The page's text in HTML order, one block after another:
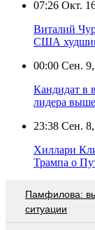
07:26 Окт.
Виталий
США
00:00 Сен.
Кандидат в
лидера
23:38 Сен.
Хиллари
Трампа о
Памфилова:
ситуации